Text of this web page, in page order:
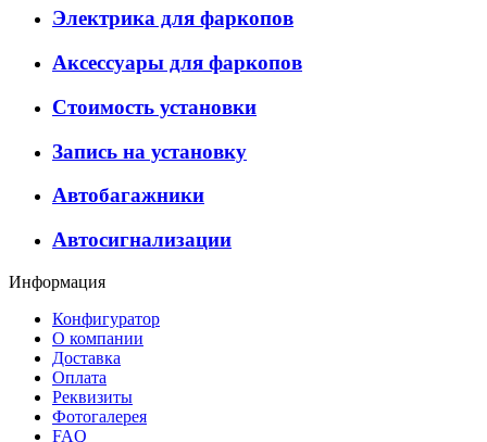
Электрика для фаркопов
Аксессуары для фаркопов
Стоимость установки
Запись на установку
Автобагажники
Автосигнализации
Информация
Конфигуратор
О компании
Доставка
Оплата
Реквизиты
Фотогалерея
FAQ